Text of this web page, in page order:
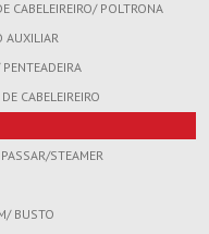
CABELEIREIRO/ POLTRONA
AUXILIAR
CABELEIREIRO
STEAMER
BUSTO